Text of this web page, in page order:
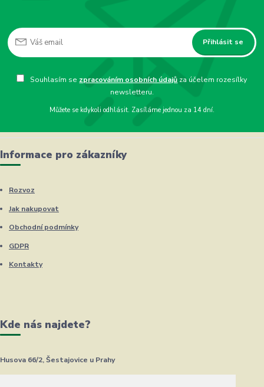
Přihlásit se
Souhlasím se zpracováním osobních údajů za účelem rozesílky
newsletteru.
Můžete se kdykoli odhlásit. Zasíláme jednou za 14 dní.
Informace pro zákazníky
Rozvoz
Jak nakupovat
Obchodní podmínky
GDPR
Kontakty
Kde nás najdete?
Husova 66/2, Šestajovice u Prahy